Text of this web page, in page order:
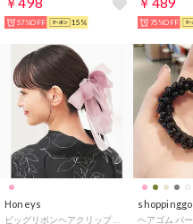
57%OFF 15% 75%OFF
Honeys shoppinggo